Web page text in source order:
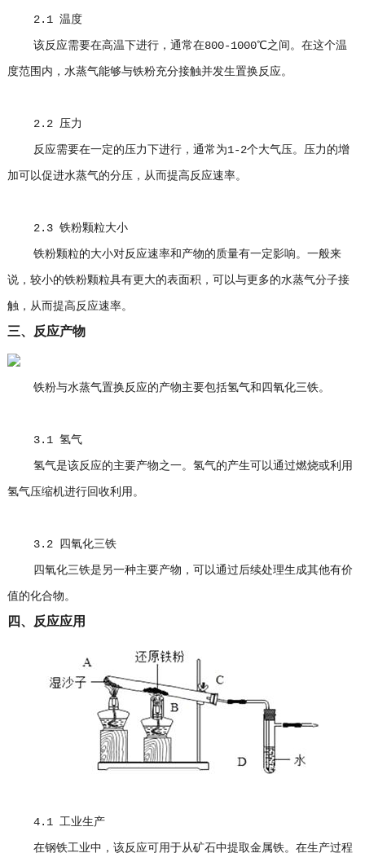
2.1 温度
该反应需要在高温下进行，通常在800-1000℃之间。在这个温
度范围内，水蒸气能够与铁粉充分接触并发生置换反应。
2.2 压力
反应需要在一定的压力下进行，通常为1-2个大气压。压力的增
加可以促进水蒸气的分压，从而提高反应速率。
2.3 铁粉颗粒大小
铁粉颗粒的大小对反应速率和产物的质量有一定影响。一般来
说，较小的铁粉颗粒具有更大的表面积，可以与更多的水蒸气分子接
触，从而提高反应速率。
三、反应产物
铁粉与水蒸气置换反应的产物主要包括氢气和四氧化三铁。
3.1 氢气
氢气是该反应的主要产物之一。氢气的产生可以通过燃烧或利用
氢气压缩机进行回收利用。
3.2 四氧化三铁
四氧化三铁是另一种主要产物，可以通过后续处理生成其他有价
值的化合物。
四、反应应用
4.1 工业生产
在钢铁工业中，该反应可用于从矿石中提取金属铁。在生产过程